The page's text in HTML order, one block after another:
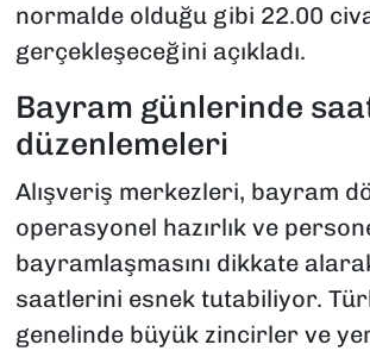
normalde olduğu gibi 22.00
gerçekleşeceğini açıkladı.
Bayram günlerinde
düzenlemeleri
Alışveriş merkezleri, bayram
operasyonel hazırlık ve
bayramlaşmasını dikkate
saatlerini esnek tutabiliyor.
genelinde büyük zincirler ve